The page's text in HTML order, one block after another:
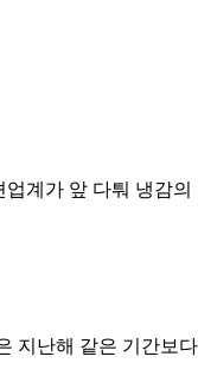
계가 앞 다퉈 냉감의
지난해 같은 기간보다